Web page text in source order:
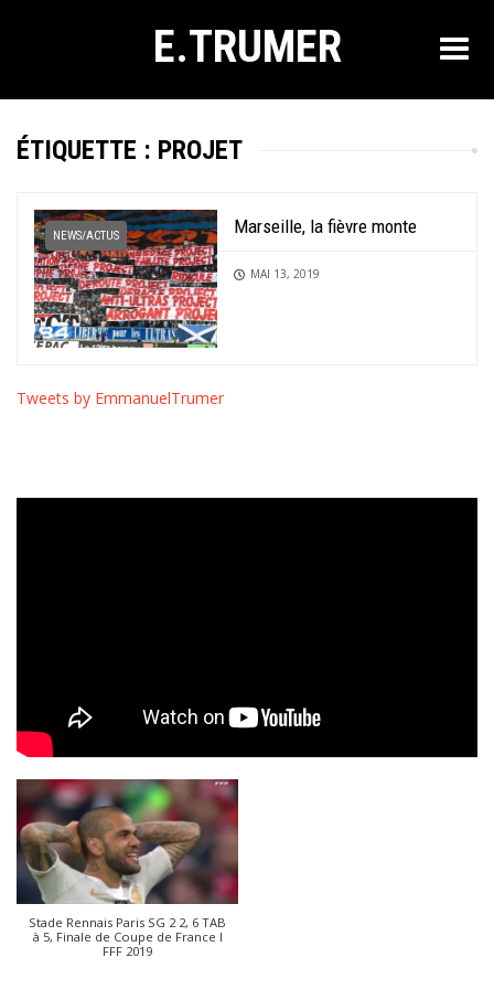
E.TRUMER
ÉTIQUETTE : PROJET
NEWS/ACTUS Marseille, la fièvre monte
MAI 13, 2019
Tweets by EmmanuelTrumer
Stade Rennais Paris SG 2 2, 6 TAB
à 5, Finale de Coupe de France I
FFF 2019